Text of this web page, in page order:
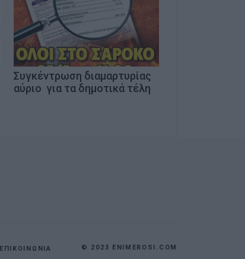
Συγκέντρωση διαμαρτυρίας
αύριο για τα δημοτικά τέλη
ΕΠΙΚΟΙΝΩΝΙΑ © 2023 ENIMEROSI.COM